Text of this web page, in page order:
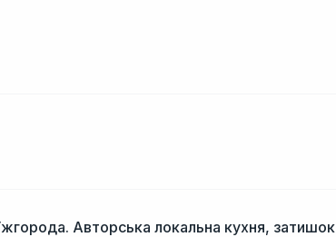
Авторська локальна кухня, затишок